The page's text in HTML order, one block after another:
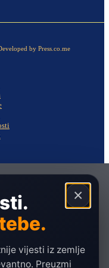
by Press.co.me
×
vijesti iz zemlje
Preuzmi